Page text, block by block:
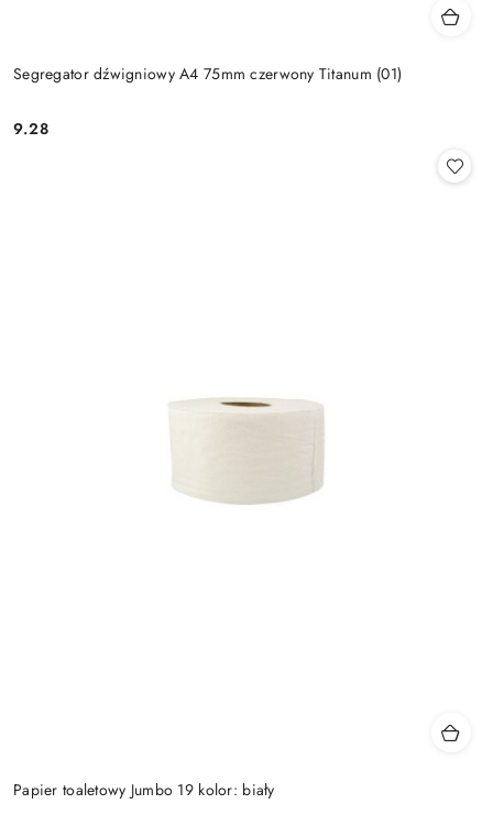
Segregator dźwigniowy A4 75mm czerwony Titanum (01)
Cena:
9.28
Papier toaletowy Jumbo 19 kolor: biały